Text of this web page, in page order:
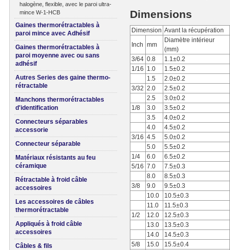
halogène, flexible, avec le paroi ultra-
mince W-1-HCB
Gaines thermorétractables à
paroi mince avec Adhésif
Gaines thermorétractables à
paroi moyenne avec ou sans
adhésif
Autres Series des gaine thermo-
rétractable
Manchons thermorétractables
d'identification
Connecteurs séparables
accessorie
Connecteur séparable
Matériaux résistants au feu
céramique
Rétractable à froid câble
accessoires
Les accessoires de câbles
thermorétractable
Appliqués à froid câble
accessoires
Câbles & fils
Dimensions
Dimension Avant la récupération
Inch mm
Diamètre intérieur
(mm)
3/64 0.8
1.1±0.2
1/16 1.0
1.5±0.2
1.5
2.0±0.2
3/32 2.0
2.5±0.2
2.5
3.0±0.2
1/8
3.0
3.5±0.2
3.5
4.0±0.2
4.0
4.5±0.2
3/16 4.5
5.0±0.2
5.0
5.5±0.2
1/4
6.0
6.5±0.2
5/16 7.0
7.5±0.3
8.0
8.5±0.3
3/8
9.0
9.5±0.3
10.0
10.5±0.3
11.0
11.5±0.3
1/2
12.0
12.5±0.3
13.0
13.5±0.3
14.0
14.5±0.3
5/8
15.0
15.5±0.4